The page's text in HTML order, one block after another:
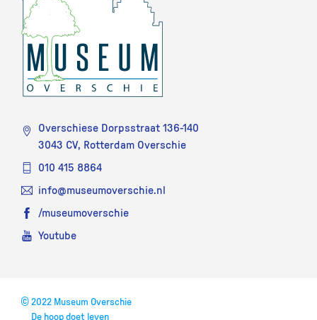
Overschiese Dorpsstraat 136-140
3043 CV, Rotterdam Overschie
010 415 8864
info@museumoverschie.nl
/museumoverschie
Youtube
© 2022 Museum Overschie
De hoop doet leven